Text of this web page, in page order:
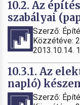
10.2. Az
szabályai
Szerző:
Közzétéve:
2013.10.14.
10.3.1. Az
napló)
Szerző: